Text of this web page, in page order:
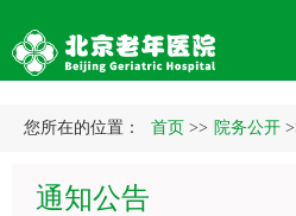
您所在的位置： 首页 >> 院务公开
通知公告